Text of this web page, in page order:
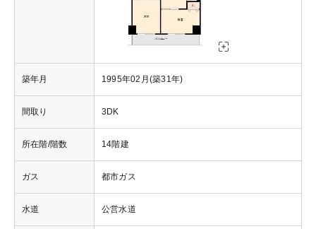
築年月 1995年02月(築31年)
間取り 3DK
所在階/階数 14階建
ガス 都市ガス
水道 公営水道